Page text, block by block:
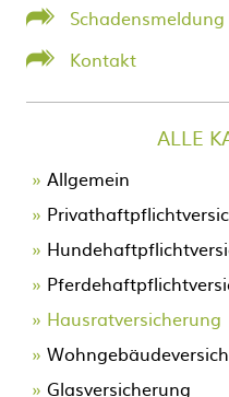
Schadensmeldung
Kontakt
ALLE
Allgemein
Hausratversicherung
Glasversicherung